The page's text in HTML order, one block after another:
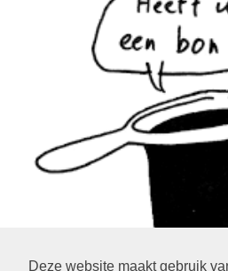
Deze website maakt gebruik